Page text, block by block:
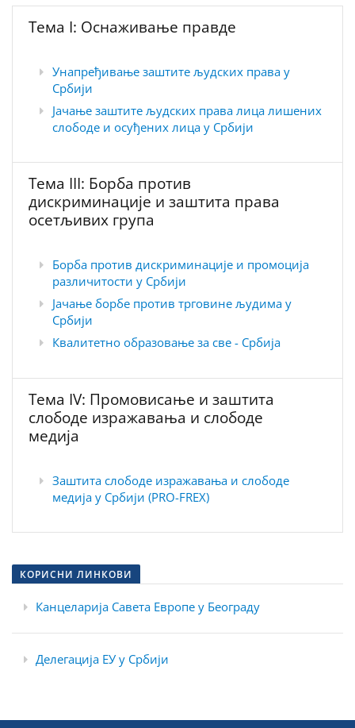
Тема I: Оснаживање правде
Унапређивање заштите људских права у
Србији
Јачање заштите људских права лица лишених
слободе и осуђених лица у Србији
Тема III: Борба против
дискриминације и заштита права
осетљивих група
Борба против дискриминације и промоција
различитости у Србији
Јачање борбе против трговине људима у
Србији
Квалитетно образовање за све - Србија
Тема IV: Промовисање и заштита
слободе изражавања и слободе
медија
Заштита слободе изражавања и слободе
медија у Србији (PRO-FREX)
КОРИСНИ ЛИНКОВИ
Канцеларија Савета Европе у Београду
Делегација ЕУ у Србији